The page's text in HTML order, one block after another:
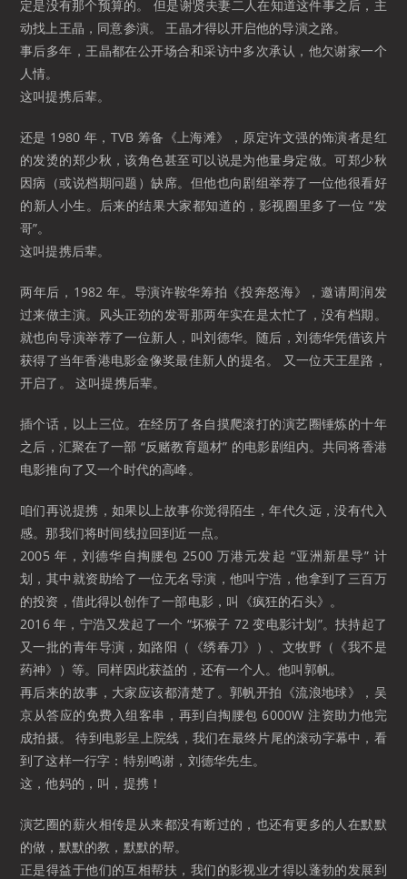
定是没有那个预算的。 但是谢贤夫妻二人在知道这件事之后，主
动找上王晶，同意参演。 王晶才得以开启他的导演之路。
事后多年，王晶都在公开场合和采访中多次承认，他欠谢家一个
人情。
这叫提携后辈。
还是 1980 年，TVB 筹备《上海滩》，原定许文强的饰演者是红
的发烫的郑少秋，该角色甚至可以说是为他量身定做。可郑少秋
因病（或说档期问题）缺席。但他也向剧组举荐了一位他很看好
的新人小生。后来的结果大家都知道的，影视圈里多了一位 “发
哥”。
这叫提携后辈。
两年后，1982 年。导演许鞍华筹拍《投奔怒海》，邀请周润发
过来做主演。风头正劲的发哥那两年实在是太忙了，没有档期。
就也向导演举荐了一位新人，叫刘德华。随后，刘德华凭借该片
获得了当年香港电影金像奖最佳新人的提名。 又一位天王星路，
开启了。 这叫提携后辈。
插个话，以上三位。在经历了各自摸爬滚打的演艺圈锤炼的十年
之后，汇聚在了一部 “反赌教育题材” 的电影剧组内。共同将香港
电影推向了又一个时代的高峰。
咱们再说提携，如果以上故事你觉得陌生，年代久远，没有代入
感。那我们将时间线拉回到近一点。
2005 年，刘德华自掏腰包 2500 万港元发起 “亚洲新星导” 计
划，其中就资助给了一位无名导演，他叫宁浩，他拿到了三百万
的投资，借此得以创作了一部电影，叫《疯狂的石头》。
2016 年，宁浩又发起了一个 “坏猴子 72 变电影计划”。扶持起了
又一批的青年导演，如路阳（《绣春刀》）、文牧野（《我不是
药神》）等。同样因此获益的，还有一个人。他叫郭帆。
再后来的故事，大家应该都清楚了。郭帆开拍《流浪地球》，吴
京从答应的免费入组客串，再到自掏腰包 6000W 注资助力他完
成拍摄。 待到电影呈上院线，我们在最终片尾的滚动字幕中，看
到了这样一行字：特别鸣谢，刘德华先生。
这，他妈的，叫，提携！
演艺圈的薪火相传是从来都没有断过的，也还有更多的人在默默
的做，默默的教，默默的帮。
正是得益于他们的互相帮扶，我们的影视业才得以蓬勃的发展到